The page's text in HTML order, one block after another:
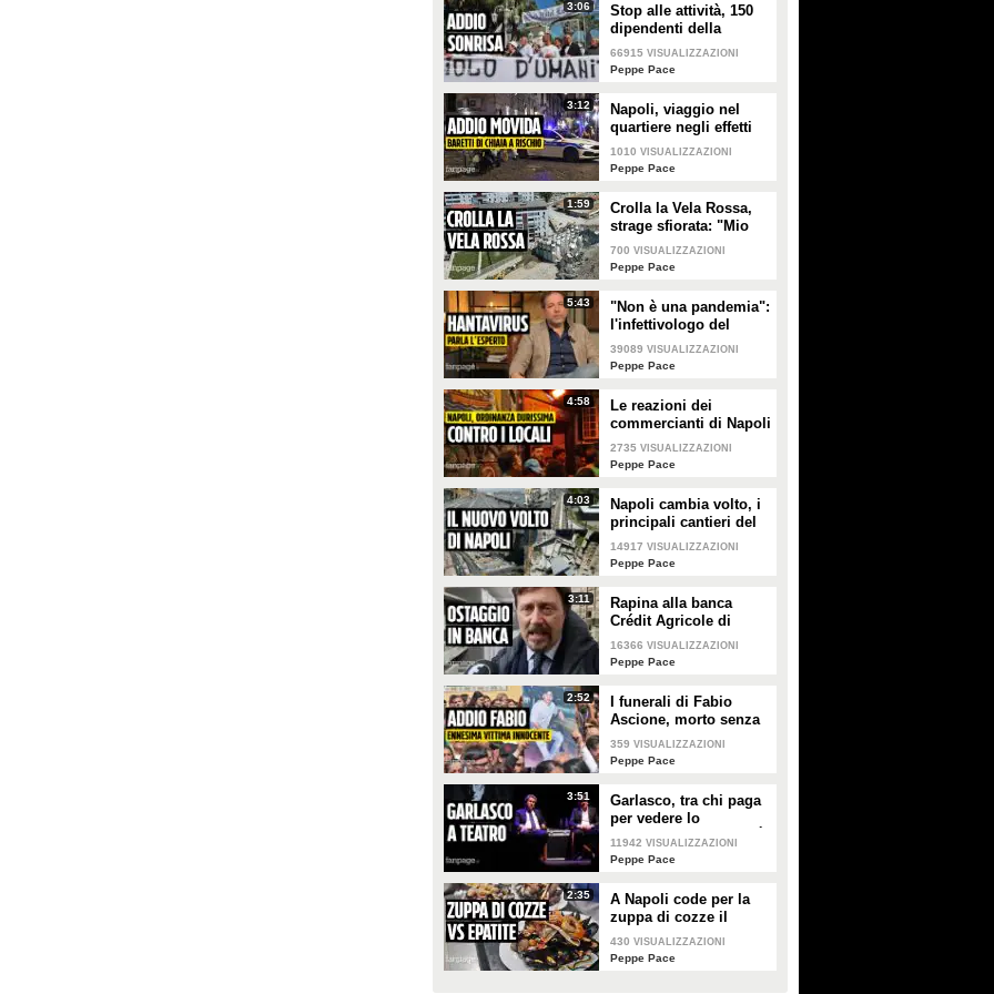
3:06
Stop alle attività, 150
dipendenti della
Sonrisa perdono il
lavoro
66915 VISUALIZZAZIONI
Peppe Pace
3:12
Napoli, viaggio nel
quartiere negli effetti
dell'ordinanza anti-
movida: "Molte attività
1010 VISUALIZZAZIONI
Peppe Pace
1:59
Crolla la Vela Rossa,
strage sfiorata: "Mio
figlio vivo per
miracolo"
700 VISUALIZZAZIONI
Peppe Pace
5:43
"Non è una pandemia":
l'infettivologo del
Cotugno spiega
l'Hantavirus
39089 VISUALIZZAZIONI
Peppe Pace
4:58
Le reazioni dei
commercianti di Napoli
all'ordinanza anti
rumore per la movida
2735 VISUALIZZAZIONI
Peppe Pace
4:03
Napoli cambia volto, i
principali cantieri del
centro visti dal drone
14917 VISUALIZZAZIONI
Peppe Pace
3:11
Rapina alla banca
Crédit Agricole di
Napoli, un ostaggio:
"Solo ora rivedo tutte
16366 VISUALIZZAZIONI
Peppe Pace
2:52
I funerali di Fabio
Ascione, morto senza
colpe a Ponticelli,
ucciso dalla pistola di
359 VISUALIZZAZIONI
Peppe Pace
3:51
Garlasco, tra chi paga
per vedere lo
spettacolo su Stasi: "È
tutto un complotto di
11942 VISUALIZZAZIONI
Peppe Pace
2:35
A Napoli code per la
zuppa di cozze il
Giovedì Santo
nonostante i casi di
430 VISUALIZZAZIONI
Peppe Pace
PLAY
3855• diVideonews